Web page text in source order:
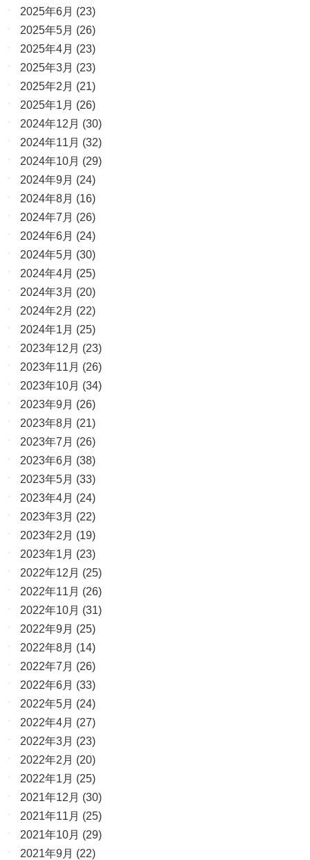
2025年6月 (23)
2025年5月 (26)
2025年4月 (23)
2025年3月 (23)
2025年2月 (21)
2025年1月 (26)
2024年12月 (30)
2024年11月 (32)
2024年10月 (29)
2024年9月 (24)
2024年8月 (16)
2024年7月 (26)
2024年6月 (24)
2024年5月 (30)
2024年4月 (25)
2024年3月 (20)
2024年2月 (22)
2024年1月 (25)
2023年12月 (23)
2023年11月 (26)
2023年10月 (34)
2023年9月 (26)
2023年8月 (21)
2023年7月 (26)
2023年6月 (38)
2023年5月 (33)
2023年4月 (24)
2023年3月 (22)
2023年2月 (19)
2023年1月 (23)
2022年12月 (25)
2022年11月 (26)
2022年10月 (31)
2022年9月 (25)
2022年8月 (14)
2022年7月 (26)
2022年6月 (33)
2022年5月 (24)
2022年4月 (27)
2022年3月 (23)
2022年2月 (20)
2022年1月 (25)
2021年12月 (30)
2021年11月 (25)
2021年10月 (29)
2021年9月 (22)